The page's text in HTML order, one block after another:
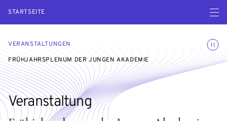
STARTSEITE Menü
VERANSTALTUNGEN
FRÜHJAHRSPLENUM DER JUNGEN AKADEMIE
Veranstaltung